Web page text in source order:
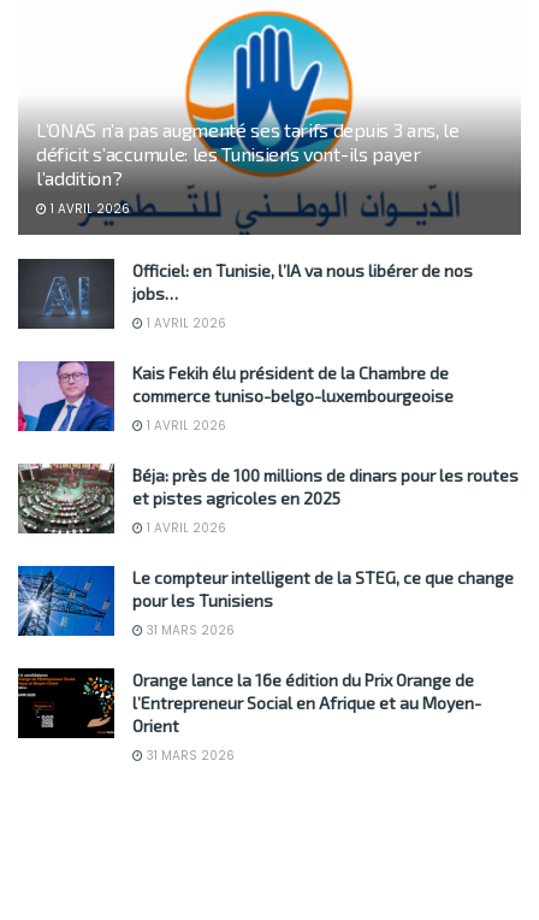
L’ONAS n’a pas augmenté ses tarifs depuis 3 ans, le
déficit s’accumule: les Tunisiens vont-ils payer
l’addition?
1 AVRIL 2026
Officiel: en Tunisie, l’IA va nous libérer de nos
jobs…
1 AVRIL 2026
Kais Fekih élu président de la Chambre de
commerce tuniso-belgo-luxembourgeoise
1 AVRIL 2026
Béja: près de 100 millions de dinars pour les routes
et pistes agricoles en 2025
1 AVRIL 2026
Le compteur intelligent de la STEG, ce que change
pour les Tunisiens
31 MARS 2026
Orange lance la 16e édition du Prix Orange de
l’Entrepreneur Social en Afrique et au Moyen-
Orient
31 MARS 2026